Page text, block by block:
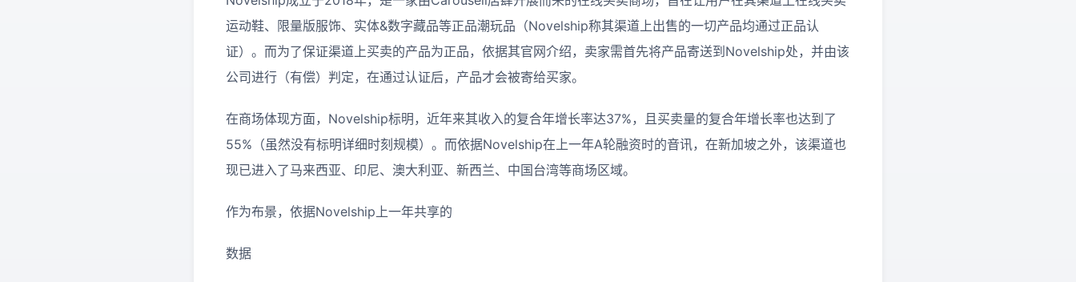
运动鞋、限量版服饰、实体&数字藏品等正品潮玩品（Novelship称其渠道上出售的一切产品均通过正品认
证）。而为了保证渠道上买卖的产品为正品，依据其官网介绍，卖家需首先将产品寄送到Novelship处，并由该
公司进行（有偿）判定，在通过认证后，产品才会被寄给买家。
在商场体现方面，Novelship标明，近年来其收入的复合年增长率达37%，且买卖量的复合年增长率也达到了
55%（虽然没有标明详细时刻规模）。而依据Novelship在上一年A轮融资时的音讯，在新加坡之外，该渠道也
现已进入了马来西亚、印尼、澳大利亚、新西兰、中国台湾等商场区域。
作为布景，依据Novelship上一年共享的
数据